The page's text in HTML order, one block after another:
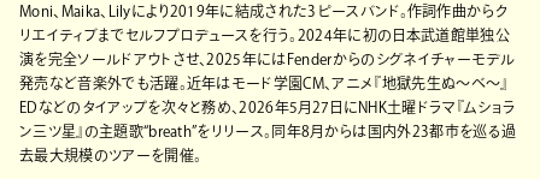
Moni、Maika、Lilyにより2019年に結成された3ピースバンド。作詞作曲からク
リエイティブまでセルフプロデュースを行う。2024年に初の日本武道館単独公
演を完全ソールドアウトさせ、2025年にはFenderからのシグネイチャーモデル
発売など音楽外でも活躍。近年はモード学園CM、アニメ『地獄先生ぬ～べ～』
EDなどのタイアップを次々と務め、2026年5月27日にNHK土曜ドラマ『ムショラ
ン三ツ星』の主題歌“breath”をリリース。同年8月からは国内外23都市を巡る過
去最大規模のツアーを開催。